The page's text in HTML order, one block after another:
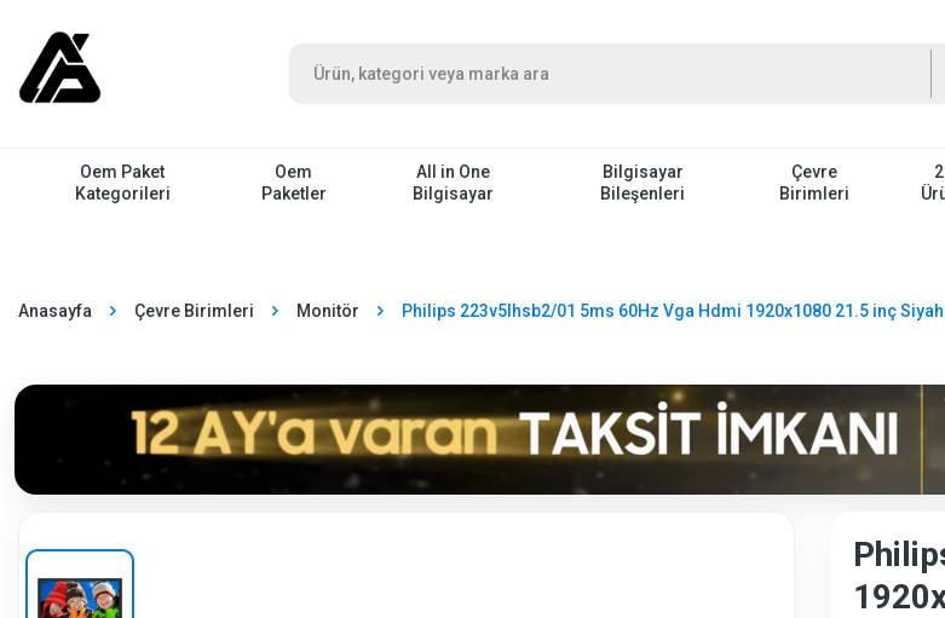
Oem Paket
Kategorileri
Oem
Paketler
All in One
Bilgisayar
Bilgisayar
Bileşenleri
Çevre
Birimleri
Anasayfa Çevre Birimleri Monitör Philips 223v5lhsb2/01 5ms 60Hz Vga Hdmi 1920x1080 21.5 inç